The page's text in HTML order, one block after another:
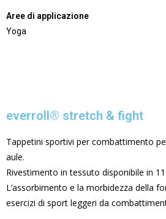
Aree di applicazione
Yoga
everroll® stretch & fight
Tappetini sportivi per combattimento
aule.
Rivestimento in tessuto disponibile in
L’assorbimento e la morbidezza della
esercizi di sport leggeri da